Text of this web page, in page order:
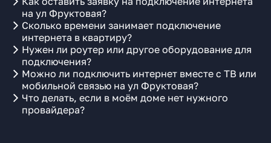
на ул Фруктовая?
Сколько времени занимает подключение
интернета в квартиру?
Нужен ли роутер или другое оборудование для
подключения?
Можно ли подключить интернет вместе с ТВ или
мобильной связью на ул Фруктовая?
Что делать, если в моём доме нет нужного
провайдера?